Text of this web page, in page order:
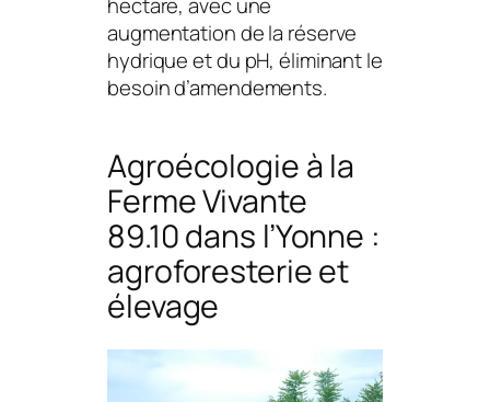
hectare, avec une
augmentation de la réserve
hydrique et du pH, éliminant le
besoin d’amendements.
Agroécologie à la
Ferme Vivante
89.10 dans l’Yonne :
agroforesterie et
élevage